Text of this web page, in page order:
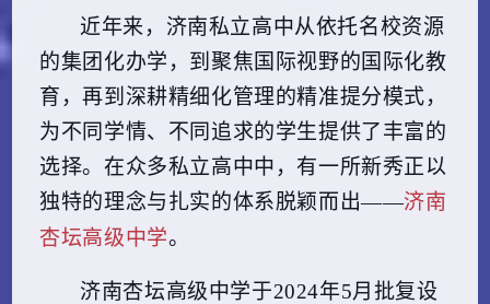
近年来，济南私立高中从依托名校资源
的集团化办学，到聚焦国际视野的国际化教
育，再到深耕精细化管理的精准提分模式，
为不同学情、不同追求的学生提供了丰富的
选择。在众多私立高中中，有一所新秀正以
独特的理念与扎实的体系脱颖而出——济南
杏坛高级中学。
济南杏坛高级中学于2024年5月批复设